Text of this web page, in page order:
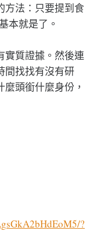
方法：只要提到食
本就是了。
實質證據。然後連
間找找有沒有研
頭銜什麼身份，
?